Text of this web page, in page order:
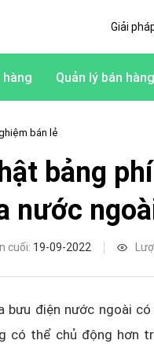
Giải
hàng Quản lý bán hàng
bán lẻ
bảng
nước
cuối: 19-09-2022
bưu điện nước ngoài
có thể chủ động hơn